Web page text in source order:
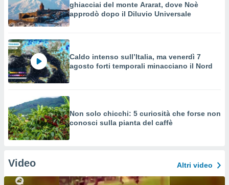
ghiacciai del monte Ararat, dove Noè
approdò dopo il Diluvio Universale
Caldo intenso sull’Italia, ma venerdì 7
agosto forti temporali minacciano il Nord
Non solo chicchi: 5 curiosità che forse non
conosci sulla pianta del caffè
Video Altri video